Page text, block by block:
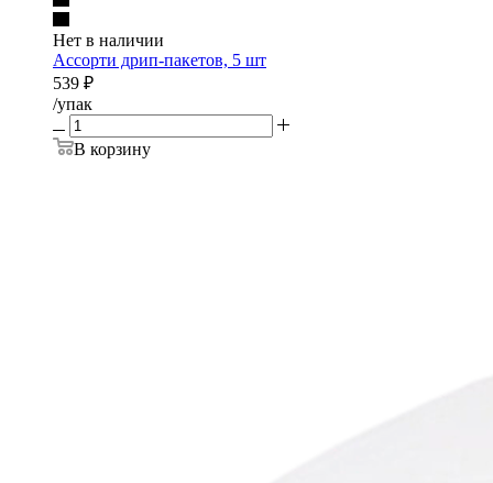
Нет в наличии
Ассорти дрип-пакетов, 5 шт
539 ₽
/упак
В корзину